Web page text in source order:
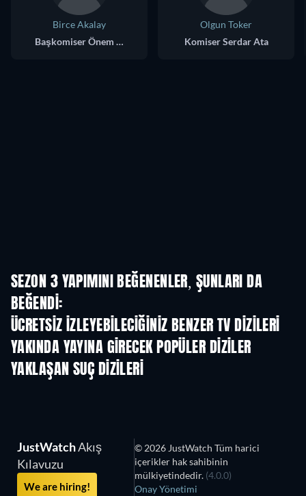
Birce Akalay
Başkomiser Önem Özülkü
Olgun Toker
Komiser Serdar Ata
SEZON 3 YAPIMINI BEĞENENLER, ŞUNLARI DA
BEĞENDI:
ÜCRETSIZ IZLEYEBILECIĞINIZ BENZER TV DIZILERI
TV
YAKINDA YAYINA GIRECEK POPÜLER DIZILER
TV TV
YAKLAŞAN SUÇ DIZILERI
Sezon 2
JustWatchAkış
Kılavuzu
We are hiring!
© 2026 JustWatch Tüm harici
içerikler hak sahibinin
mülkiyetindedir. (4.0.0)
Onay Yönetimi